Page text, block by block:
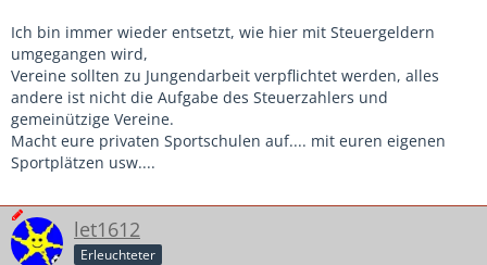
Ich bin immer wieder entsetzt, wie hier mit Steuergeldern
umgegangen wird,
Vereine sollten zu Jungendarbeit verpflichtet werden, alles
andere ist nicht die Aufgabe des Steuerzahlers und
gemeinützige Vereine.
Macht eure privaten Sportschulen auf.... mit euren eigenen
Sportplätzen usw....
let1612
Erleuchteter